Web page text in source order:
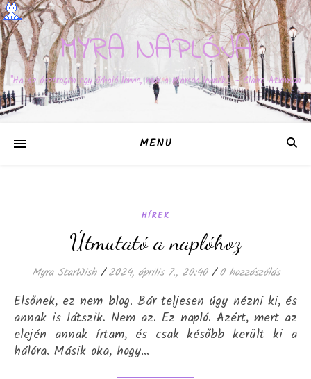
MYRA NAPLÓJA
"Ha az ösztrogén egy űrhajó lenne, már a Marson lennék." – Claire Atkinson
MENU
HÍREK
Útmutató a naplóhoz
Myra StarWish / 2024, április 7., 20:40 / 0 hozzászólás
Elsőnek, ez nem blog. Bár teljesen úgy nézni ki, és
annak is látszik. Nem az. Ez napló. Azért, mert az
elején annak írtam, és csak később került ki a
hálóra. Másik oka, hogy…